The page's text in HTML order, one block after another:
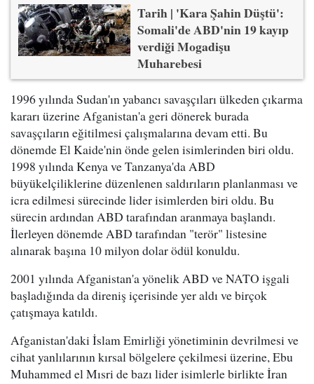
Tarih | 'Kara Şahin Düştü':
Somali'de ABD'nin 19 kayıp
verdiği Mogadişu
Muharebesi
1996 yılında Sudan'ın yabancı savaşçıları ülkeden çıkarma
kararı üzerine Afganistan'a geri dönerek burada
savaşçıların eğitilmesi çalışmalarına devam etti. Bu
dönemde El Kaide'nin önde gelen isimlerinden biri oldu.
1998 yılında Kenya ve Tanzanya'da ABD
büyükelçiliklerine düzenlenen saldırıların planlanması ve
icra edilmesi sürecinde lider isimlerden biri oldu. Bu
sürecin ardından ABD tarafından aranmaya başlandı.
İlerleyen dönemde ABD tarafından "terör" listesine
alınarak başına 10 milyon dolar ödül konuldu.
2001 yılında Afganistan'a yönelik ABD ve NATO işgali
başladığında da direniş içerisinde yer aldı ve birçok
çatışmaya katıldı.
Afganistan'daki İslam Emirliği yönetiminin devrilmesi ve
cihat yanlılarının kırsal bölgelere çekilmesi üzerine, Ebu
Muhammed el Mısri de bazı lider isimlerle birlikte İran